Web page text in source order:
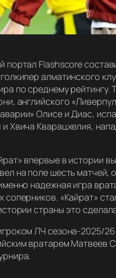
портал Flashscore
алматинского
по среднему
английского
Олисе и Диас,
Хвича Кварацхелия,
впервые в истории
на поле шесть матчей,
надежная игра
соперников. «Кайрат»
страны это
ЛЧ сезона-2025/
вратарем Матвеев